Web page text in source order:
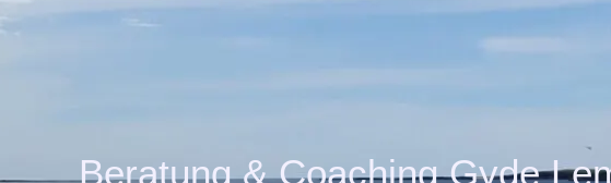
Beratung & Coaching Gyde